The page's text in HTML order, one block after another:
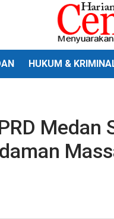
HUKUM &
Medan